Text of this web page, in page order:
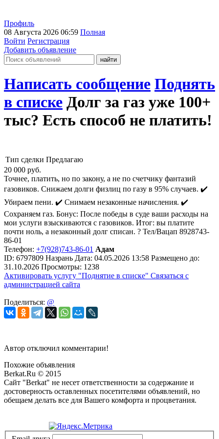
Профиль
08 Августа 2026 06:59 Полная
Войти Регистрация
Добавить объявление
Написать сообщение Поднять
в списке Долг за газ уже 100+
тыс? Есть способ не платить!
Тип сделки Предлагаю
20 000 руб.
Точнее, платить, но по закону, а не по счетчику фантазий
газовиков. Снижаем долги физлиц по газу в 95% случаев. ✔️
Убираем пени. ✔️ Снимаем незаконные начисления. ✔️
Сохраняем газ. Бонус: После победы в суде ваши расходы на
мои услуги взыскиваются с газовиков. Итог: вы платите
почти ноль, а незаконный долг списан. ? Тел/Вацап 8928743-
86-01
Телефон: +7(928)743-86-01 Адам
ID: 6797809 Назрань Дата: 04.05.2026 13:58 Размещено до:
31.10.2026 Просмотры: 1238
Активировать услугу "Поднятие в списке" Связаться с
администрацией сайта
Поделиться: @
Автор отключил комментарии!
Похожие объявления
Berkat.Ru © 2015
Сайт "Berkat" не несет ответственности за содержание и
достоверность оставленных посетителями объявлений, но
обещаем делать все для Вашего комфорта и процветания.